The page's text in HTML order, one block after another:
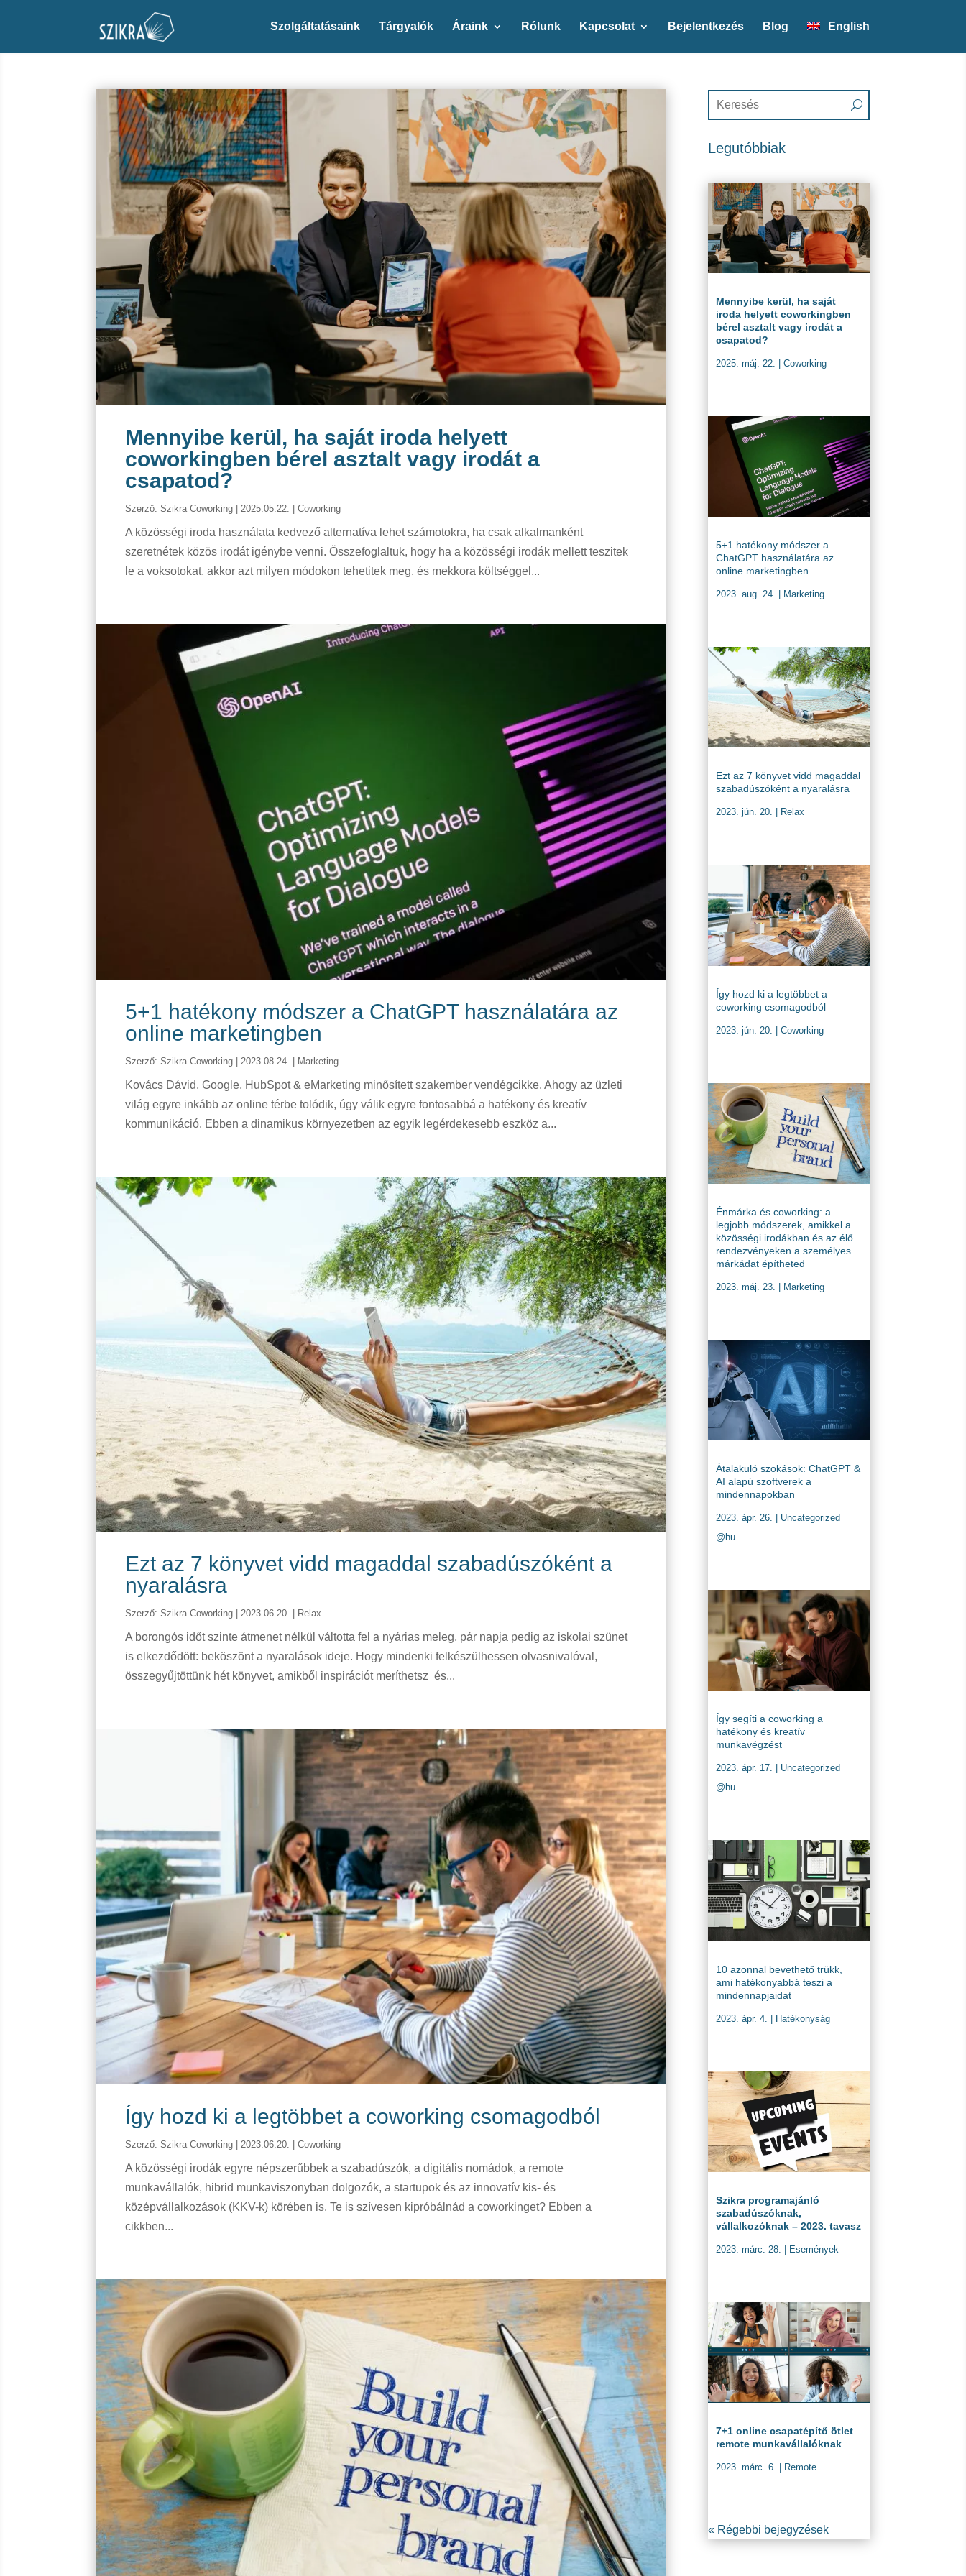
Szolgáltatásaink Tárgyalók Áraink Rólunk Kapcsolat Bejelentkezés Blog English
Mennyibe kerül, ha saját iroda helyett
coworkingben bérel asztalt vagy irodát a
csapatod?
Szerző: Szikra Coworking| 2025.05.22. Coworking
A közösségi iroda használata kedvező alternatíva lehet számotokra, ha csak alkalmanként
szeretnétek közös irodát igénybe venni. Összefoglaltuk, hogy ha a közösségi irodák mellett teszitek
le a voksotokat, akkor azt milyen módokon tehetitek meg, és mekkora költséggel...
5+1 hatékony módszer a ChatGPT használatára az
online marketingben
Szerző: Szikra Coworking| 2023.08.24. | Marketing
Kovács Dávid, Google, HubSpot & eMarketing minősített szakember vendégcikke. Ahogy az üzleti
világ egyre inkább az online térbe tolódik, úgy válik egyre fontosabbá a hatékony és kreatív
kommunikáció. Ebben a dinamikus környezetben az egyik legérdekesebb eszköz a...
Ezt az 7 könyvet vidd magaddal szabadúszóként a
nyaralásra
Szerző: Szikra Coworking| 2023.06.20. Relax
A borongós időt szinte átmenet nélkül váltotta fel a nyárias meleg, pár napja pedig az iskolai szünet
is elkezdődött: beköszönt a nyaralások ideje. Hogy mindenki felkészülhessen olvasnivalóval,
összegyűjtöttünk hét könyvet, amikből inspirációt meríthetsz és...
Így hozd ki a legtöbbet a coworking csomagodból
Szerző: Szikra Coworking| 2023.06.20. Coworking
A közösségi irodák egyre népszerűbbek a szabadúszók, a digitális nomádok, a remote
munkavállalók, hibrid munkaviszonyban dolgozók, a startupok és az innovatív kis- és
középvállalkozások (KKV-k) körében is. Te is szívesen kipróbálnád a coworkinget? Ebben a
cikkben...
Legutóbbiak
Mennyibe kerül, ha saját
iroda helyett coworkingben
bérel asztalt vagy irodát a
csapatod?
2025. máj. 22. |Coworking
5+1 hatékony módszer a
ChatGPT használatára az
online marketingben
2023. aug. 24. Marketing
Ezt az 7 könyvet vidd magaddal
szabadúszóként a nyaralásra
2023. jún. 20. Relax
Így hozd ki a legtöbbet a
coworking csomagodból
2023. jún. 20. |Coworking
Énmárka és coworking: a
legjobb módszerek, amikkel a
közösségi irodákban és az élő
rendezvényeken a személyes
márkádat építheted
2023. máj. 23. Marketing
Átalakuló szokások: ChatGPT &
AI alapú szoftverek a
mindennapokban
2023. ápr. 26.
Uncategorized
@hu
Így segíti a coworking a
hatékony és kreatív
munkavégzést
2023. ápr. 17.
Uncategorized
@hu
10 azonnal bevethető trükk,
ami hatékonyabbá teszi a
mindennapjaidat
2023. ápr. 4. | Hatékonyság
Szikra programajánló
szabadúszóknak,
vállalkozóknak – 2023. tavasz
2023. márc. 28. Események
7+1 online csapatépítő ötlet
remote munkavállalóknak
2023. márc. 6. Remote
« Régebbi bejegyzések